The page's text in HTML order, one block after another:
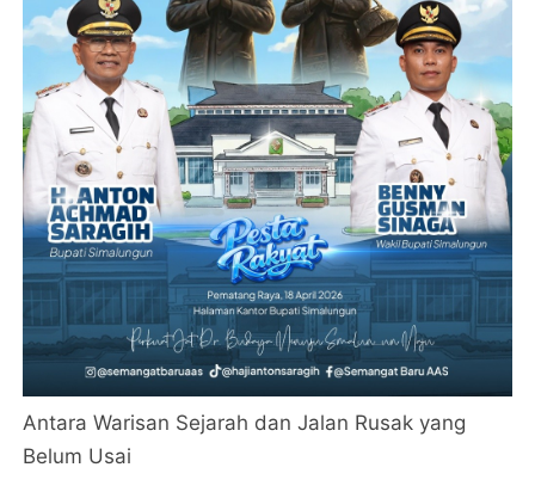
Antara Warisan Sejarah dan Jalan Rusak yang
Belum Usai